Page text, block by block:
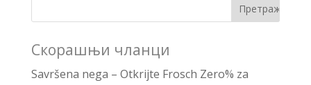
Скорашњи чланци
Savršena nega – Otkrijte Frosch Zero% za